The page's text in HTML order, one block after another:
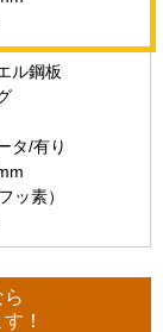
ル鋼板
タ/有り
ッ素）
！